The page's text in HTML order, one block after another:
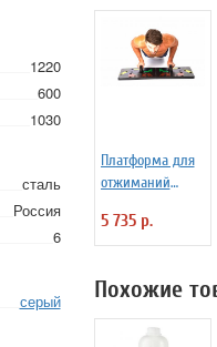
1220
600
1030
сталь
Россия
6
серый
Платформа для
отжиманий
5 735 р.
Похожие